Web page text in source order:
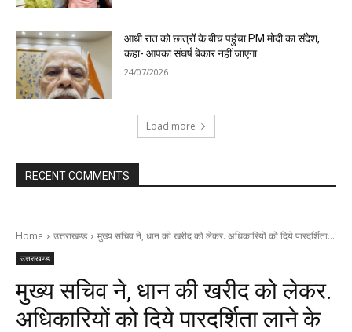
आधी रात को छात्रों के बीच पहुंचा PM मोदी का संदेश,
कहा- आपका संघर्ष बेकार नहीं जाएगा
24/07/2026
Load more
RECENT COMMENTS